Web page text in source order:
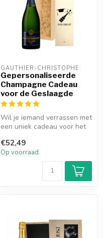
GAUTHIER-CHRISTOPHE
Gepersonaliseerde
Champagne Cadeau
voor de Geslaagde
Wil je iemand verrassen met
een uniek cadeau voor het
K...
€52,49
Op voorraad